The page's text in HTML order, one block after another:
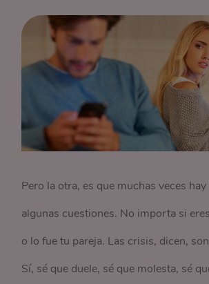
Pero la otra, es que muchas veces
algunas cuestiones. No importa si
o lo fue tu pareja. Las crisis, dicen,
Sí, sé que duele, sé que molesta, sé